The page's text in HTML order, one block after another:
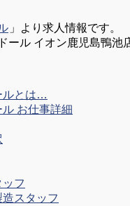
」より求人情報です。
ール イオン鹿児島鴨池
ルとは…
お仕事詳細
フ
スタッフ